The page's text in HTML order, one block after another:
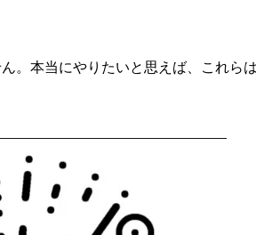
。本当にやりたいと思えば、これら